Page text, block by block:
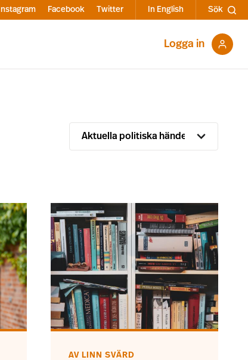
Instagram Facebook Twitter In English Sök
Logga in
AV LINN SVÄRD